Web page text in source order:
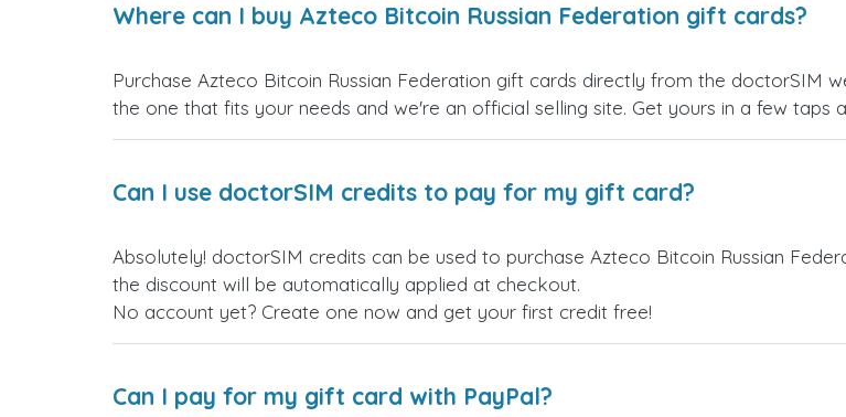
Where can I buy Azteco Bitcoin Russian Federation gift cards?
Purchase Azteco Bitcoin Russian Federation gift cards directly from the doctorSIM
the one that fits your needs and we're an official selling site. Get yours in a few taps
Can I use doctorSIM credits to pay for my gift card?
Absolutely! doctorSIM credits can be used to purchase Azteco Bitcoin Russian
the discount will be automatically applied at checkout.
No account yet? Create one now and get your first credit free!
Can I pay for my gift card with PayPal?